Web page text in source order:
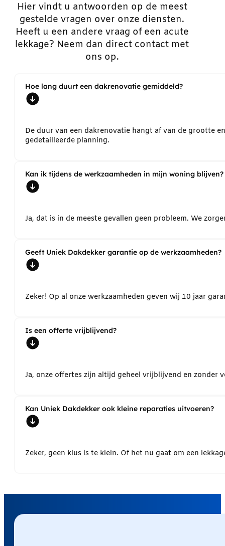
Hier vindt u antwoorden op de meest
gestelde vragen over onze diensten.
Heeft u een andere vraag of een acute
lekkage? Neem dan direct contact met
ons op.
Hoe lang duurt een dakrenovatie gemiddeld?
De duur van een dakrenovatie hangt af van de grootte
gedetailleerde planning.
Kan ik tijdens de werkzaamheden in mijn woning blijven?
Ja, dat is in de meeste gevallen geen probleem. We
Geeft Uniek Dakdekker garantie op de werkzaamheden?
Zeker! Op al onze werkzaamheden geven wij 10 jaar
Is een offerte vrijblijvend?
Ja, onze offertes zijn altijd geheel vrijblijvend en
Kan Uniek Dakdekker ook kleine reparaties uitvoeren?
Zeker, geen klus is te klein. Of het nu gaat om een